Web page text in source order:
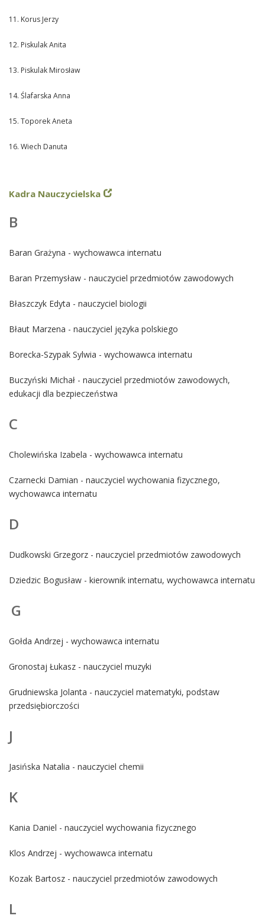
11. Korus Jerzy
12. Piskulak Anita
13. Piskulak Mirosław
14. Ślafarska Anna
15. Toporek Aneta
16. Wiech Danuta
Kadra Nauczycielska
B
Baran Grażyna - wychowawca internatu
Baran Przemysław - nauczyciel przedmiotów zawodowych
Błaszczyk Edyta - nauczyciel biologii
Błaut Marzena - nauczyciel języka polskiego
Borecka-Szypak Sylwia - wychowawca internatu
Buczyński Michał - nauczyciel przedmiotów zawodowych,
edukacji dla bezpieczeństwa
C
Cholewińska Izabela - wychowawca internatu
Czarnecki Damian - nauczyciel wychowania fizycznego,
wychowawca internatu
D
Dudkowski Grzegorz - nauczyciel przedmiotów zawodowych
Dziedzic Bogusław - kierownik internatu, wychowawca internatu
G
Gołda Andrzej - wychowawca internatu
Gronostaj Łukasz - nauczyciel muzyki
Grudniewska Jolanta - nauczyciel matematyki, podstaw
przedsiębiorczości
J
Jasińska Natalia - nauczyciel chemii
K
Kania Daniel - nauczyciel wychowania fizycznego
Klos Andrzej - wychowawca internatu
Kozak Bartosz - nauczyciel przedmiotów zawodowych
L